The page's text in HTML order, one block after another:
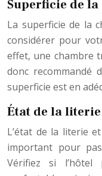
Superficie de
La superficie de la
considérer pour
effet, une chambre
donc recommandé
superficie est en
État de la
L’état de la literie
important pour
Vérifiez si